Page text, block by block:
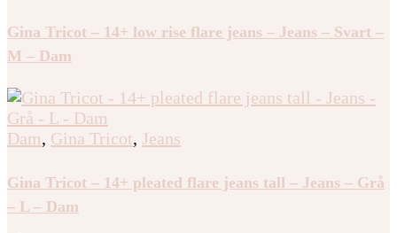
Gina Tricot – 14+ low rise flare jeans – Jeans – Svart –
M – Dam
Dam, Gina Tricot, Jeans
Gina Tricot – 14+ pleated flare jeans tall – Jeans – Grå
– L – Dam